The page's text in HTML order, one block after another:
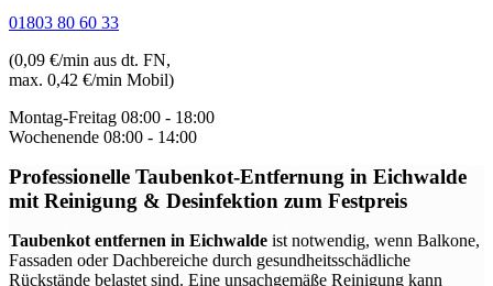
01803 80 60 33
(0,09 €/min aus dt. FN,
max. 0,42 €/min Mobil)
Montag-Freitag 08:00 - 18:00
Wochenende 08:00 - 14:00
Professionelle Taubenkot-Entfernung in Eichwalde
mit Reinigung & Desinfektion zum Festpreis
Taubenkot entfernen in Eichwalde ist notwendig, wenn Balkone,
Fassaden oder Dachbereiche durch gesundheitsschädliche
Rückstände belastet sind. Eine unsachgemäße Reinigung kann